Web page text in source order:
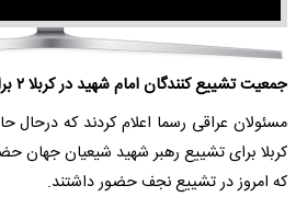
جمعیت تشییع کنندگان امام شهید در کربلا ۲ برابر نجف است
که امروز در تشییع نجف حضور داشتند.